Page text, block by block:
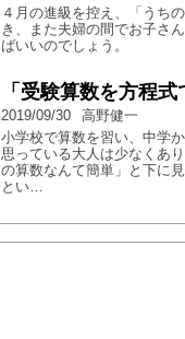
４月の進級を控え、「うち
き、また夫婦の間でお子さ
ばいいのでしょう。
「受験算数を方程
2019/09/30
高野健一
小学校で算数を習い、中学
思っている大人は少なくあ
の算数なんて簡単」と下に
とい…